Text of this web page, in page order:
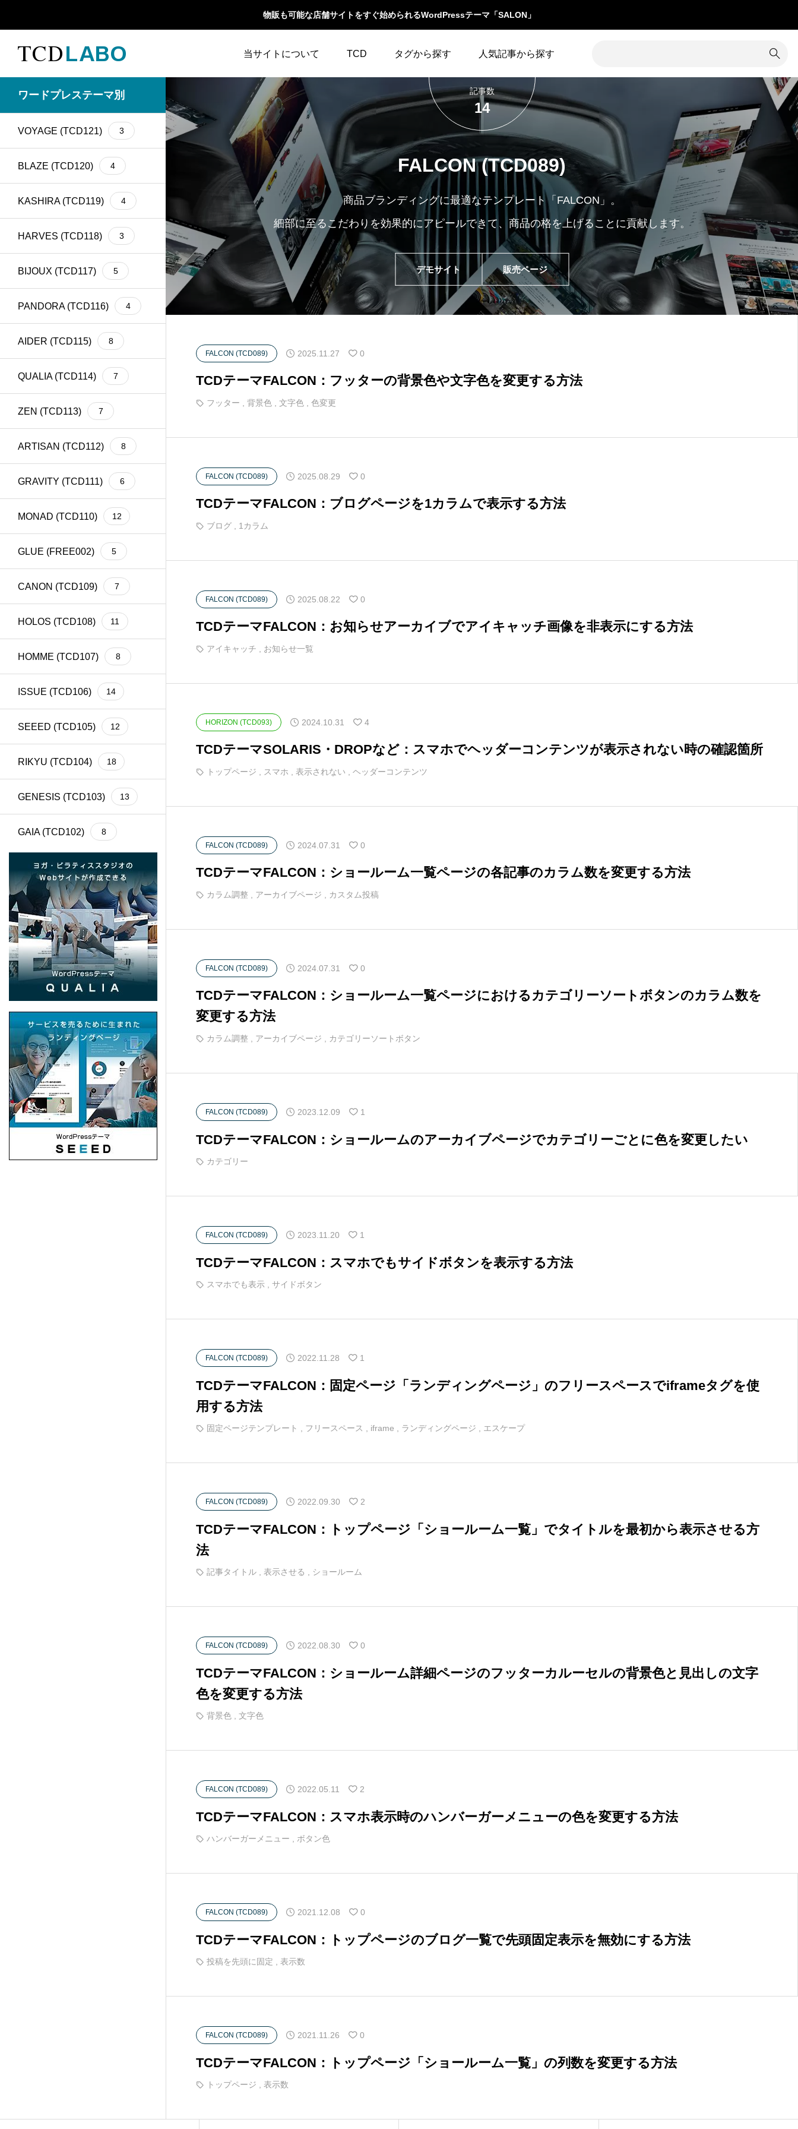
物販も可能な店舗サイトをすぐ始められるWordPressテーマ「SALON」
当サイトについて TCD タグから探す 人気記事から探す
Google Map 20
Gutenberg 6
14
meta description 21
39
retinaディスプレイ
SEO 30
15
2
TCDクラシックエデ
ィタプラグイン
1
Webフォント
Welcart 1
WooCommerce 10
YouTube
アイキャッチ 86
アイコン
アクセス 3
アニメーション 32
アロー
イベント一覧 1
ウィジェット
エスケープ 16
オーバーレイ 7
カスタム投稿タイプ 1
カテゴリーソートボ
4
カテゴリー指定 13
カテゴリー除外
カラム調整 31
カレンダー 3
クイックタグ 19
クチコミ
グローバルメニュー 76
コピーライト 13
コメント
コンテンツ追加
サイズ変更
サイト名
サブメニュー
ショートコード
TCD LABOとは
TCDテーマ一覧
ファイルの編集方法
WordPressテーマ比較
人気ランキング
アップデート情報
よくあるご質問
ワードプレステーマ別
VOYAGE (TCD121) 3
BLAZE (TCD120) 4
KASHIRA (TCD119) 4
HARVES (TCD118) 3
BIJOUX (TCD117) 5
PANDORA (TCD116) 4
AIDER (TCD115) 8
QUALIA (TCD114) 7
ZEN (TCD113) 7
ARTISAN (TCD112) 8
GRAVITY (TCD111) 6
MONAD (TCD110) 12
GLUE (FREE002) 5
CANON (TCD109) 7
HOLOS (TCD108) 11
HOMME (TCD107) 8
ISSUE (TCD106) 14
SEEED (TCD105) 12
RIKYU (TCD104) 18
GENESIS (TCD103) 13
GAIA (TCD102) 8
Cherie (TCD101) 4
BASARA (TCD100) 13
REHUB (TCD099) 21
SHIPS (TCD098) 6
SERUM (TCD096) 13
PORTAL (TCD095) 5
Beyond (TCD094) 7
NULL (BIZ002) 5
FALCON (TCD089)
商品ブランディングに最適なテンプレート「FALCON」。
細部に至るこだわりを効果的にアピールできて、商品の格を上げることに貢献します。
デモサイト 販売ページ
記事数
14
FALCON (TCD089) 2025.11.27 0
TCDテーマFALCON：フッターの背景色や文字色を変更する方法
フッター 背景色 文字色 色変更
FALCON (TCD089) 2025.08.29 0
TCDテーマFALCON：ブログページを1カラムで表示する方法
ブログ 1カラム
FALCON (TCD089) 2025.08.22 0
TCDテーマFALCON：お知らせアーカイブでアイキャッチ画像を非表示にする方法
アイキャッチ お知らせ一覧
HORIZON (TCD093) 2024.10.31 4
TCDテーマSOLARIS・DROPなど：スマホでヘッダーコンテンツが表示されない時の確認箇所
トップページ スマホ 表示されない ヘッダーコンテンツ
FALCON (TCD089) 2024.07.31 0
TCDテーマFALCON：ショールーム一覧ページの各記事のカラム数を変更する方法
カラム調整 アーカイブページ カスタム投稿
FALCON (TCD089) 2024.07.31 0
TCDテーマFALCON：ショールーム一覧ページにおけるカテゴリーソートボタンのカラム数を
変更する方法
カラム調整 アーカイブページ カテゴリーソートボタン
FALCON (TCD089) 2023.12.09 1
TCDテーマFALCON：ショールームのアーカイブページでカテゴリーごとに色を変更したい
カテゴリー
FALCON (TCD089) 2023.11.20 1
TCDテーマFALCON：スマホでもサイドボタンを表示する方法
スマホでも表示 サイドボタン
FALCON (TCD089) 2022.11.28 1
TCDテーマFALCON：固定ページ「ランディングページ」のフリースペースでiframeタグを使
用する方法
固定ページテンプレート フリースペース iframe ランディングページ エスケープ
FALCON (TCD089) 2022.09.30 2
TCDテーマFALCON：トップページ「ショールーム一覧」でタイトルを最初から表示させる方
法
記事タイトル 表示させる ショールーム
FALCON (TCD089) 2022.08.30 0
TCDテーマFALCON：ショールーム詳細ページのフッターカルーセルの背景色と見出しの文字
色を変更する方法
背景色 文字色
FALCON (TCD089) 2022.05.11 2
TCDテーマFALCON：スマホ表示時のハンバーガーメニューの色を変更する方法
ハンバーガーメニュー ボタン色
FALCON (TCD089) 2021.12.08 0
TCDテーマFALCON：トップページのブログ一覧で先頭固定表示を無効にする方法
投稿を先頭に固定 , 表示数
FALCON (TCD089) 2021.11.26 0
TCDテーマFALCON：トップページ「ショールーム一覧」の列数を変更する方法
トップページ , 表示数